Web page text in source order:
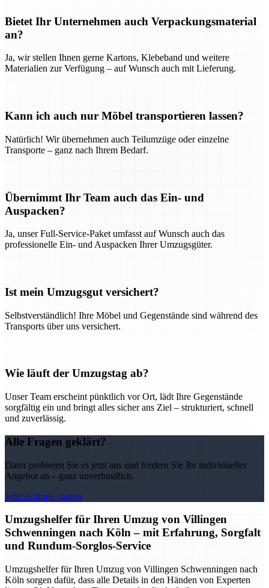
Bietet Ihr Unternehmen auch Verpackungsmaterial
an?
Ja, wir stellen Ihnen gerne Kartons, Klebeband und weitere
Materialien zur Verfügung – auf Wunsch auch mit Lieferung.
Kann ich auch nur Möbel transportieren lassen?
Natürlich! Wir übernehmen auch Teilumzüge oder einzelne
Transporte – ganz nach Ihrem Bedarf.
Übernimmt Ihr Team auch das Ein- und
Auspacken?
Ja, unser Full-Service-Paket umfasst auf Wunsch auch das
professionelle Ein- und Auspacken Ihrer Umzugsgüter.
Ist mein Umzugsgut versichert?
Selbstverständlich! Ihre Möbel und Gegenstände sind während des
Transports über uns versichert.
Wie läuft der Umzugstag ab?
Unser Team erscheint pünktlich vor Ort, lädt Ihre Gegenstände
sorgfältig ein und bringt alles sicher ans Ziel – strukturiert, schnell
und zuverlässig.
Alle Fragen geklärt?
Dann probieren Sie es jetzt aus und fordern Sie Ihr individuelles
Angebot an – ganz unverbindlich.
Jetzt Anfrage starten
Umzugshelfer für Ihren Umzug von Villingen
Schwenningen nach Köln – mit Erfahrung, Sorgfalt
und Rundum-Sorglos-Service
Umzugshelfer für Ihren Umzug von Villingen Schwenningen nach
Köln sorgen dafür, dass alle Details in den Händen von Experten